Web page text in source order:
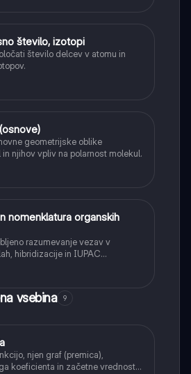
število, izotopi
število delcev v atomu in
geometrijske oblike
njihov vpliv na polarnost molekul.
nomenklatura organskih
razumevanje vezav v
hibridizacije in IUPAC
spojine.
vsebina 9
njen graf (premica),
koeficienta in začetne vrednosti.